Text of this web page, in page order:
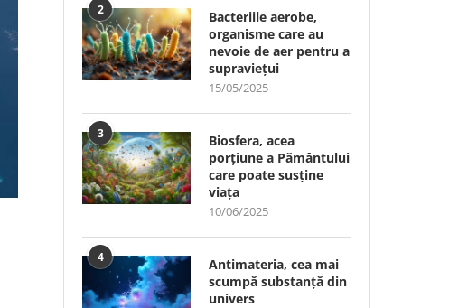
2
Bacteriile aerobe,
organisme care au
nevoie de aer pentru a
supraviețui
15/05/2025
3
Biosfera, acea
porțiune a Pământului
care poate susține
viața
10/06/2025
4
Antimateria, cea mai
scumpă substanță din
univers